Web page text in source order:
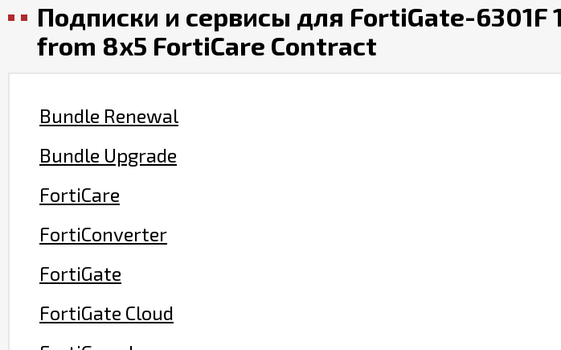
Подписки и сервисы для FortiGate-6301F
from 8x5 FortiCare Contract
Bundle Renewal
Bundle Upgrade
FortiCare
FortiConverter
FortiGate
FortiGate Cloud